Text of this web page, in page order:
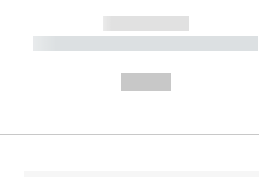
------------
----------- ----------- --------